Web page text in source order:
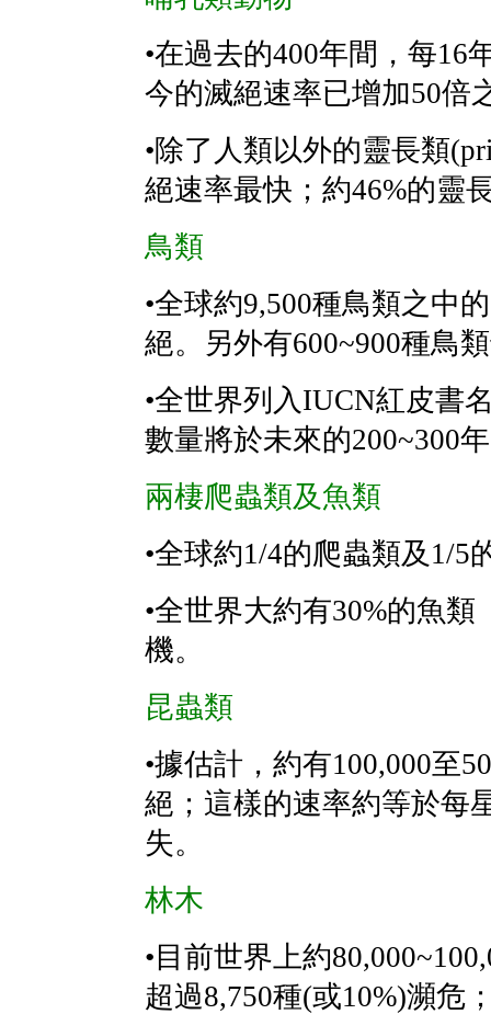
•在過去的400年間，每16
今的滅絕速率已增加50倍
•除了人類以外的靈長類
絕速率最快；約46%的靈
鳥類
•全球約9,500種鳥類之中
絕。另外有600~900種鳥
•全世界列入IUCN紅皮書
數量將於未來的200~300
兩棲爬蟲類及魚類
•全球約1/4的爬蟲類及1/5
•全世界大約有30%的魚
機。
昆蟲類
•據估計，約有100,000至
絕；這樣的速率約等於每
失。
林木
•目前世界上約
超過8,750種(或10%)瀕危